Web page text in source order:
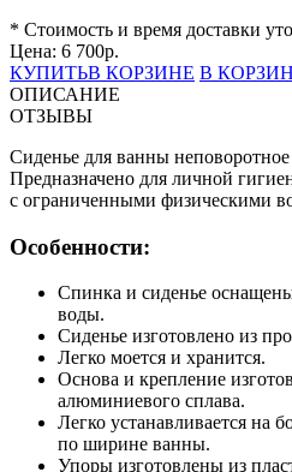
* Стоимость и время доставки
Цена: 6 700р.
КУПИТЬВ КОРЗИНЕ В
ОПИСАНИЕ
ОТЗЫВЫ
Сиденье для ванны
Предназначено для личной
с ограниченными физическими
Особенности:
Спинка и сиденье
воды.
Сиденье изготовлено из
Легко моется и хранится.
Основа и крепление
алюминиевого сплава.
Легко устанавливается на
по ширине ванны.
Упоры изготовлены из